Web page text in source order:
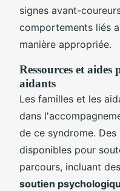
signes avant-
comportements liés
manière appropriée.
Ressources et aides
aidants
Les familles et les
dans
de ce syndrome.
disponibles pour
parcours, incluant
soutien